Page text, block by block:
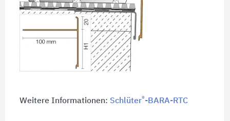
Weitere Informationen: Schlüter®-BARA-RTC